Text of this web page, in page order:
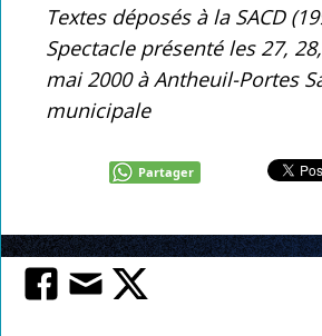
Textes déposés à la SACD
Spectacle présenté les 27,
mai 2000 à Antheuil-Portes
municipale
Partager